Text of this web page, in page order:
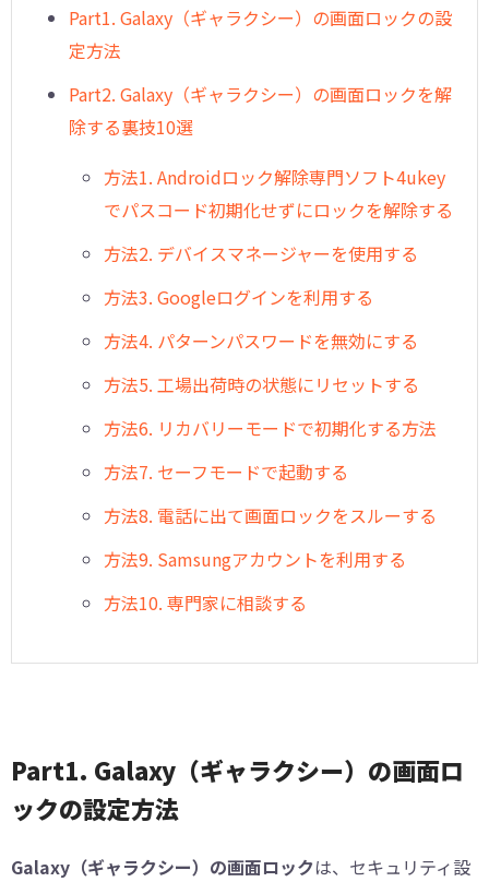
Part1. Galaxy（ギャラクシー）の画面ロックの設
定方法
Part2. Galaxy（ギャラクシー）の画面ロックを解
除する裏技10選
方法1. Androidロック解除専門ソフト4ukey
でパスコード初期化せずにロックを解除する
方法2. デバイスマネージャーを使用する
方法3. Googleログインを利用する
方法4. パターンパスワードを無効にする
方法5. 工場出荷時の状態にリセットする
方法6. リカバリーモードで初期化する方法
方法7. セーフモードで起動する
方法8. 電話に出て画面ロックをスルーする
方法9. Samsungアカウントを利用する
方法10. 専門家に相談する
Part1. Galaxy（ギャラクシー）の画面ロ
ックの設定方法
Galaxy（ギャラクシー）の画面ロックは、セキュリティ設